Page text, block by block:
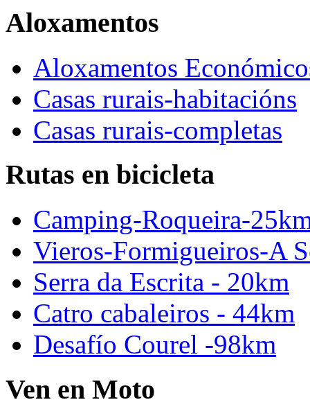
Aloxamentos
Aloxamentos
Casas rurais-habitacións
Casas rurais-completas
Rutas en bicicleta
Camping-Roqueira-
Vieros-Formigueiros-A
Serra da Escrita - 20km
Catro cabaleiros - 44km
Desafío Courel -98km
Ven en Moto